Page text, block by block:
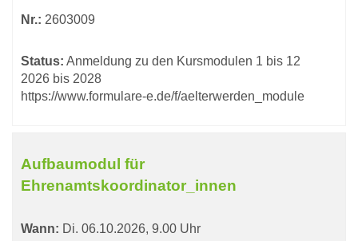
Nr.: 2603009
Status: Anmeldung zu den Kursmodulen 1 bis 12
2026 bis 2028
https://www.formulare-e.de/f/aelterwerden_module
Aufbaumodul für
Ehrenamtskoordinator_innen
Wann: Di. 06.10.2026, 9.00 Uhr